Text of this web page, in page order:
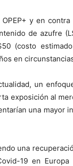
y en
de azufre
(costo
en
un
exposición al
una mayor
una
19 en